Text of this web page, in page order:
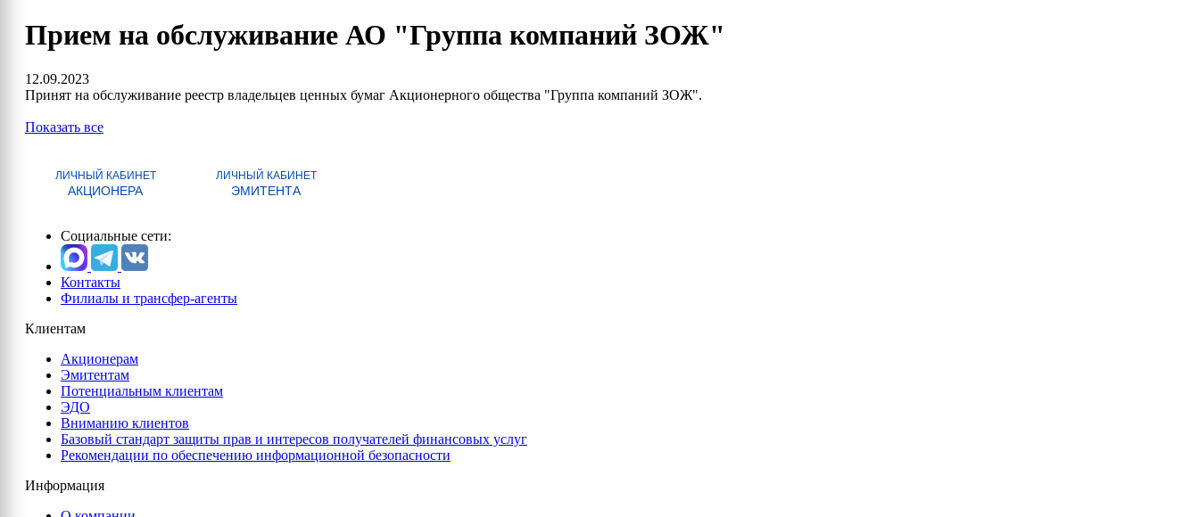
Прием на обслуживание АО "Группа компаний ЗОЖ"
12.09.2023
Принят на обслуживание реестр владельцев ценных бумаг Акционерного общества "Группа компаний ЗОЖ".
Показать все
ЛИЧНЫЙ КАБИНЕТ
АКЦИОНЕРА
ЛИЧНЫЙ КАБИНЕТ
ЭМИТЕНТА
Социальные сети:
Контакты
Филиалы и трансфер-агенты
Клиентам
Акционерам
Эмитентам
Потенциальным клиентам
ЭДО
Вниманию клиентов
Базовый стандарт защиты прав и интересов получателей финансовых услуг
Рекомендации по обеспечению информационной безопасности
Информация